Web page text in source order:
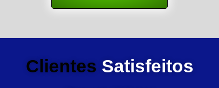
Clientes Satisfeitos